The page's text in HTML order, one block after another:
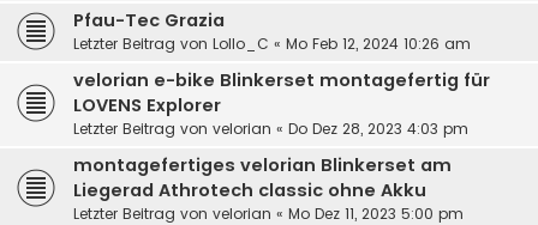
Pfau-Tec Grazia
Letzter Beitrag von Lollo_C « Mo Feb 12, 2024 10:26 am
velorian e-bike Blinkerset montagefertig für
LOVENS Explorer
Letzter Beitrag von velorian « Do Dez 28, 2023 4:03 pm
montagefertiges velorian Blinkerset am
Liegerad Athrotech classic ohne Akku
Letzter Beitrag von velorian « Mo Dez 11, 2023 5:00 pm